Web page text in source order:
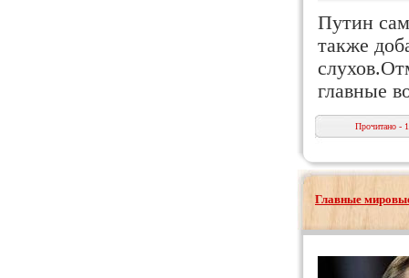
Путин
также
главные
Прочитано -
Главные